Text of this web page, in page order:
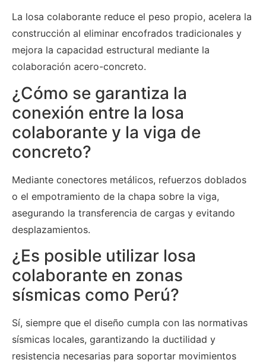
La losa colaborante reduce el peso propio, acelera la
construcción al eliminar encofrados tradicionales y
mejora la capacidad estructural mediante la
colaboración acero-concreto.
¿Cómo se garantiza la
conexión entre la losa
colaborante y la viga de
concreto?
Mediante conectores metálicos, refuerzos doblados
o el empotramiento de la chapa sobre la viga,
asegurando la transferencia de cargas y evitando
desplazamientos.
¿Es posible utilizar losa
colaborante en zonas
sísmicas como Perú?
Sí, siempre que el diseño cumpla con las normativas
sísmicas locales, garantizando la ductilidad y
resistencia necesarias para soportar movimientos